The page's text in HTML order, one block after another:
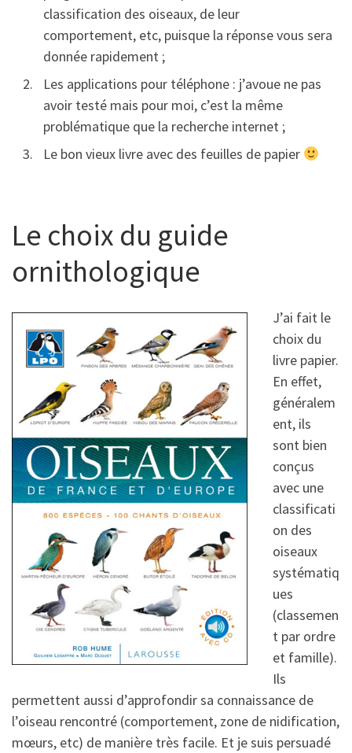
classification des oiseaux, de leur
comportement, etc, puisque la réponse vous sera
donnée rapidement ;
Les applications pour téléphone : j’avoue ne pas
avoir testé mais pour moi, c’est la même
problématique que la recherche internet ;
Le bon vieux livre avec des feuilles de papier
Le choix du guide
ornithologique
J’ai fait le
choix du
livre papier.
En effet,
généralem
ent, ils
sont bien
conçus
avec une
classificati
on des
oiseaux
systématiq
ues
(classemen
t par ordre
et famille).
Ils
permettent aussi d’approfondir sa connaissance de
l’oiseau rencontré (comportement, zone de nidification,
mœurs, etc) de manière très facile. Et je suis persuadé